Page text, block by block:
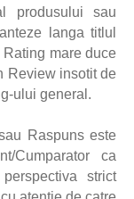
produsului sau
langa titlul
mare duce
Review insotit de
ului general.
Raspuns este
Cumparator ca
strict